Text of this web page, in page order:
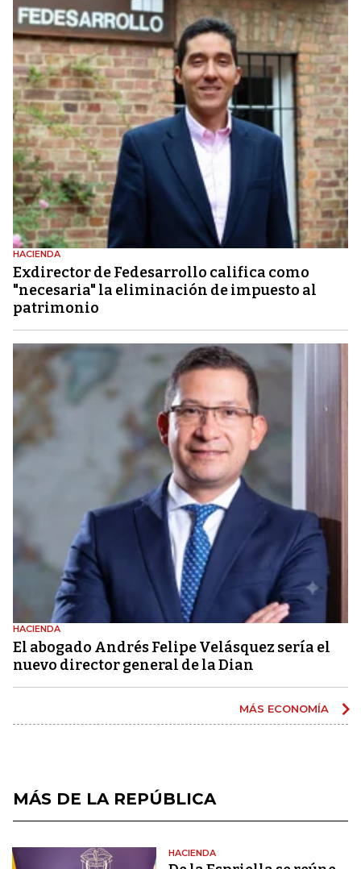
HACIENDA
Exdirector de Fedesarrollo califica como
"necesaria" la eliminación de impuesto al
patrimonio
HACIENDA
El abogado Andrés Felipe Velásquez sería el
nuevo director general de la Dian
MÁS ECONOMÍA
MÁS DE LA REPÚBLICA
HACIENDA